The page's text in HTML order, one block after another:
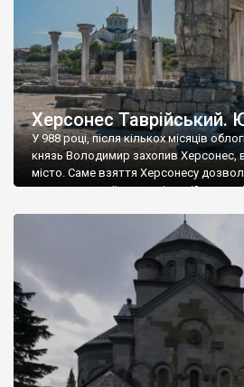
Херсонес
У 988 році, після кількох місяців
князь Володимир захопив Херсонес,
місто. Саме взяття Херсонесу
диктувати свої умови візантійському
Херсонесі Володимир-язичник, став
А потім було Хрещення Русі. На